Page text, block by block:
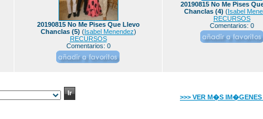
20190815 No Me Pises Que Llevo
Chanclas (5) (Isabel Menendez)
RECURSOS
Comentarios: 0
20190815 No Me Pises
Chanclas (4) (Isabel
RECURSOS
Comentarios: 0
>>> VER M�S IM�GENES